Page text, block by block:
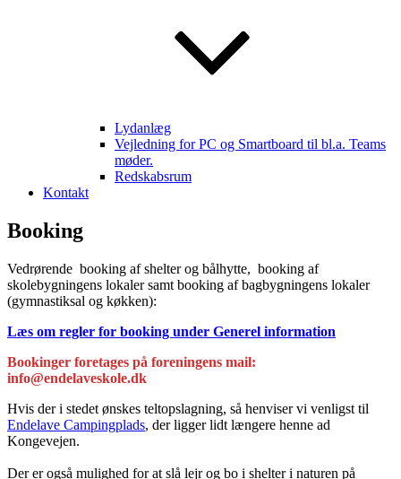
Lydanlæg
Vejledning for PC og Smartboard til bl.a. Teams
møder.
Redskabsrum
Kontakt
Booking
Vedrørende booking af shelter og bålhytte, booking af
skolebygningens lokaler samt booking af bagbygningens lokaler
(gymnastiksal og køkken):
Læs om regler for booking under Generel information
Bookinger foretages på foreningens mail:
info@endelaveskole.dk
Hvis der i stedet ønskes teltopslagning, så henviser vi venligst til
Endelave Campingplads, der ligger lidt længere henne ad
Kongevejen.
Der er også mulighed for at slå lejr og bo i shelter i naturen på